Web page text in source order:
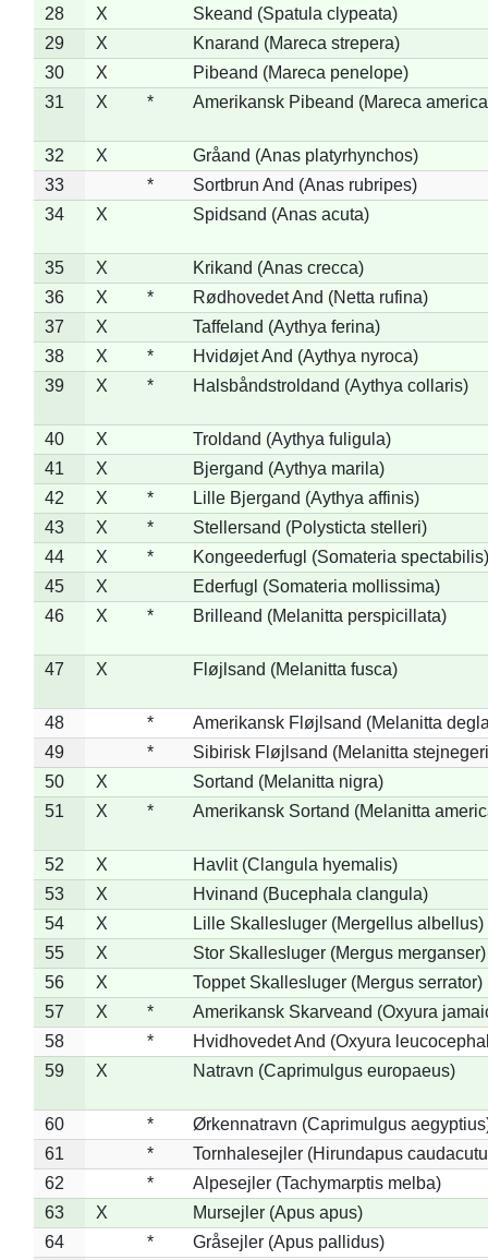
28
X
Skeand (Spatula clypeata)
29
X
Knarand (Mareca strepera)
30
X
Pibeand (Mareca penelope)
31
X * Amerikansk Pibeand (Mareca
32 X
Gråand (Anas platyrhynchos)
33
*
Sortbrun And (Anas rubripes)
34
X Spidsand (Anas acuta)
35 X
Krikand (Anas crecca)
36
X *
Rødhovedet And (Netta rufina)
37
X
Taffeland (Aythya ferina)
38
X *
Hvidøjet And (Aythya nyroca)
39
X * Halsbåndstroldand (Aythya collaris)
40 X
Troldand (Aythya fuligula)
41
X
Bjergand (Aythya marila)
42
X *
Lille Bjergand (Aythya affinis)
43
X *
Stellersand (Polysticta stelleri)
44
X *
Kongeederfugl (Somateria spectabilis)
45
X
Ederfugl (Somateria mollissima)
46
X * Brilleand (Melanitta perspicillata)
47 X Fløjlsand (Melanitta fusca)
48 *
Amerikansk Fløjlsand (Melanitta
49
*
Sibirisk Fløjlsand (Melanitta
50
X
Sortand (Melanitta nigra)
51
X * Amerikansk Sortand (Melanitta
52 X
Havlit (Clangula hyemalis)
53
X
Hvinand (Bucephala clangula)
54
X
Lille Skallesluger (Mergellus albellus)
55
X
Stor Skallesluger (Mergus merganser)
56
X
Toppet Skallesluger (Mergus serrator)
57
X *
Amerikansk Skarveand (Oxyura
58
*
Hvidhovedet And (Oxyura
59
X Natravn (Caprimulgus europaeus)
60 *
Ørkennatravn (Caprimulgus
61
*
Tornhalesejler (Hirundapus
62
*
Alpesejler (Tachymarptis melba)
63
X
Mursejler (Apus apus)
64
*
Gråsejler (Apus pallidus)